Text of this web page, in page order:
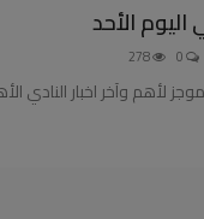
اليوم الأحد
لأهم وآخر اخبار النادي